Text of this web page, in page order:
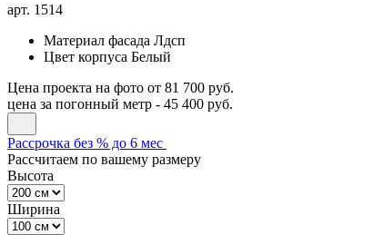
арт. 1514
Материал фасада Лдсп
Цвет корпуса Белый
Цена проекта на фото от 81 700 руб.
цена за погонный метр - 45 400 руб.
Рассрочка без % до 6 мес
Рассчитаем по вашему размеру
Высота
Ширина